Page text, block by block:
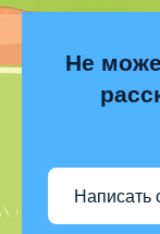
Не
Написать